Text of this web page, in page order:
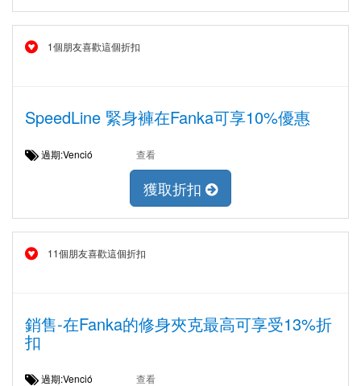
1個朋友喜歡這個折扣
SpeedLine 緊身褲在Fanka可享10%優惠
過期:Venció 查看
獲取折扣
11個朋友喜歡這個折扣
銷售-在Fanka的修身夾克最高可享受13%折
扣
過期:Venció 查看